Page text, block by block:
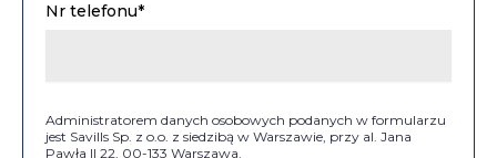
Nr telefonu*
Administratorem danych osobowych podanych w formularzu
jest Savills Sp. z o.o. z siedzibą w Warszawie, przy al. Jana
Pawła II 22, 00-133 Warszawa.